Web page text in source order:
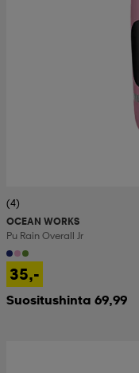
(4)
OCEAN WORKS
Pu Rain Overall Jr
35,-
Suositushinta 69,99